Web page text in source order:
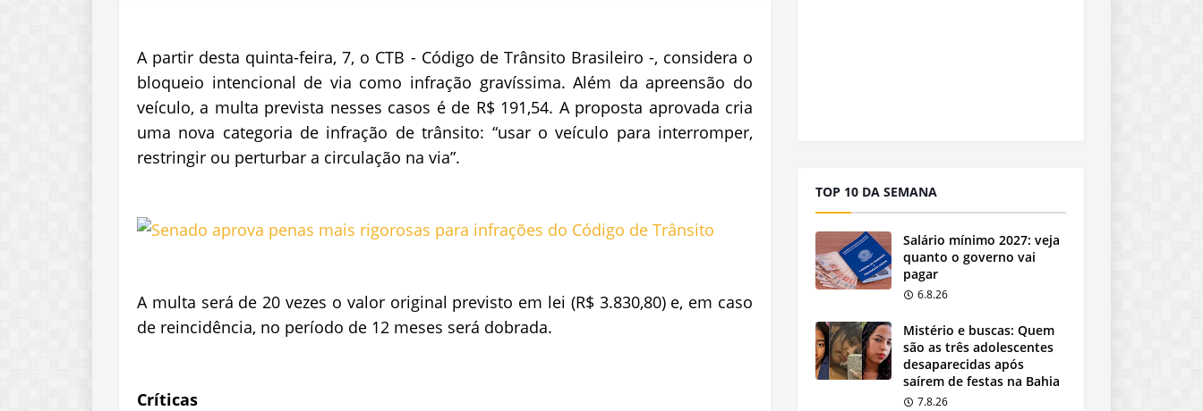
A partir desta quinta-feira, 7, o CTB - Código de Trânsito Brasileiro -, considera o
bloqueio intencional de via como infração gravíssima. Além da apreensão do
veículo, a multa prevista nesses casos é de R$ 191,54. A proposta aprovada cria
uma nova categoria de infração de trânsito: “usar o veículo para interromper,
restringir ou perturbar a circulação na via”.
A multa será de 20 vezes o valor original previsto em lei (R$ 3.830,80) e, em caso
de reincidência, no período de 12 meses será dobrada.
Críticas
TOP 10 DA SEMANA
Salário mínimo 2027: veja
quanto o governo vai
pagar
6.8.26
Mistério e buscas: Quem
são as três adolescentes
desaparecidas após
saírem de festas na Bahia
7.8.26